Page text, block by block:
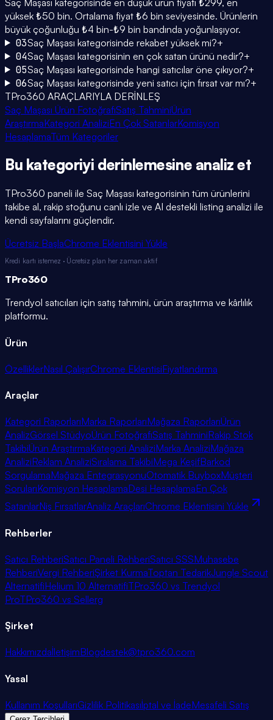
yüksek ₺50 bin. Ortalama fiyat ₺6 bin seviyesinde. Ürünlerin
büyük çoğunluğu ₺4 bin-₺9 bin bandında yoğunlaşıyor.
03Saç Maşası kategorisinde rekabet yüksek mi?+
04Saç Maşası kategorisinin en çok satan ürünü nedir?+
05Saç Maşası kategorisinde hangi satıcılar öne çıkıyor?+
06Saç Maşası kategorisinde yeni satıcı için fırsat var mı?+
TPro360 ARAÇLARIYLA DERİNLEŞ
Saç Maşası Ürün FotoğrafıSatış TahminiÜrün
AraştırmaKategori AnaliziEn Çok SatanlarKomisyon
HesaplamaTüm Kategoriler
Bu kategoriyi derinlemesine analiz et
TPro360 paneli ile Saç Maşası kategorisinin tüm ürünlerini
takibe al, rakip stoğunu canlı izle ve AI destekli listing analizi ile
kendi sayfalarını güçlendir.
Ücretsiz BaşlaChrome Eklentisini Yükle
Kredi kartı istemez · Ücretsiz plan her zaman aktif
TPro360
Trendyol satıcıları için satış tahmini, ürün araştırma ve kârlılık
platformu.
Ürün
ÖzelliklerNasıl ÇalışırChrome EklentisiFiyatlandırma
Araçlar
Kategori RaporlarıMarka RaporlarıMağaza RaporlarıÜrün
AnalizGörsel StüdyoÜrün FotoğrafıSatış TahminiRakip Stok
TakibiÜrün AraştırmaKategori AnaliziMarka AnaliziMağaza
AnaliziReklam AnaliziSıralama TakibiMega KeşifBarkod
SorgulamaMağaza EntegrasyonuOtomatik BuyboxMüşteri
SorularıKomisyon HesaplamaDesi HesaplamaEn Çok
SatanlarNiş FırsatlarAnaliz AraçlarıChrome Eklentisini Yükle
Rehberler
Satıcı RehberiSatıcı Paneli RehberiSatıcı SSSMuhasebe
RehberiVergi RehberiŞirket KurmaToptan TedarikJungle Scout
AlternatifiHelium 10 AlternatifiTPro360 vs Trendyol
ProTPro360 vs Sellerg
Şirket
HakkımızdaİletişimBlogdestek@tpro360.com
Yasal
Kullanım KoşullarıGizlilik Politikasıİptal ve İadeMesafeli Satış